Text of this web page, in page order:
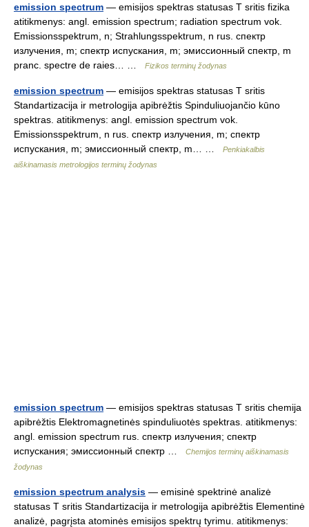
emission spectrum — emisijos spektras statusas T sritis fizika
atitikmenys: angl. emission spectrum; radiation spectrum vok.
Emissionsspektrum, n; Strahlungsspektrum, n rus. спектр
излучения, m; спектр испускания, m; эмиссионный спектр, m
pranc. spectre de raies… …
Fizikos terminų žodynas
emission spectrum — emisijos spektras statusas T sritis
Standartizacija ir metrologija apibrėžtis Spinduliuojančio kūno
spektras. atitikmenys: angl. emission spectrum vok.
Emissionsspektrum, n rus. спектр излучения, m; спектр
испускания, m; эмиссионный спектр, m… …
Penkiakalbis
aiškinamasis metrologijos terminų žodynas
emission spectrum — emisijos spektras statusas T sritis chemija
apibrėžtis Elektromagnetinės spinduliuotės spektras. atitikmenys:
angl. emission spectrum rus. спектр излучения; спектр
испускания; эмиссионный спектр …
Chemijos terminų aiškinamasis
žodynas
emission spectrum analysis — emisinė spektrinė analizė
statusas T sritis Standartizacija ir metrologija apibrėžtis Elementinė
analizė, pagrįsta atominės emisijos spektrų tyrimu. atitikmenys: